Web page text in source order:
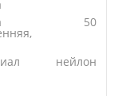
50
нейлон